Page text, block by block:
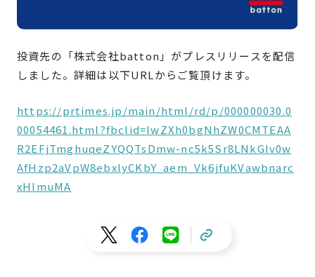
投資先の「株式会社batton 」がプレスリリースを配信
しました。詳細は以下URLからご覧頂けます。
https://prtimes.jp/main/html/rd/p/000000030.0
00054461.html?fbclid=IwZXh0bgNhZW0CMTEAA
R2EFjTmghuqeZYQQTsDmw-nc5k5Sr8LNkGlv0w
AfHzp2aVpW8ebxlyCKbY_aem_Vk6jfuKVawbnarc
xHImuMA